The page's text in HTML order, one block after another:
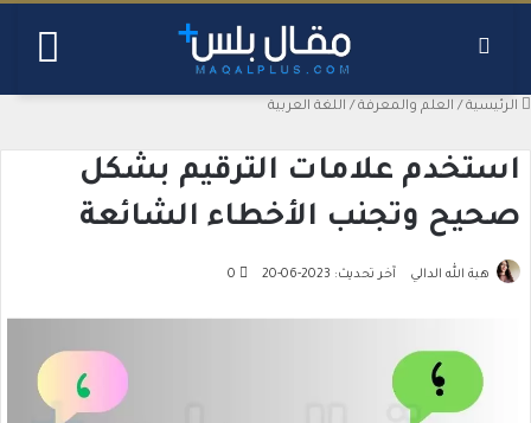
الرئيسية / العلم والمعرفة / اللغة العربية
استخدم علامات الترقيم بشكل
صحيح وتجنب الأخطاء الشائعة
هبة الله الدالي آخر تحديث: 2023-06-20 0